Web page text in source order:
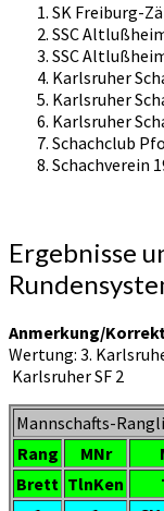
SK Freiburg-
SSC
SSC
Karlsruher
Karlsruher
Karlsruher
Schachclub
Schachverein
Ergebnisse
Anmerkung/
Wertung: 3.
Karlsruher SF 2
Mannschafts-
Rang
MNr
Brett TlnKen